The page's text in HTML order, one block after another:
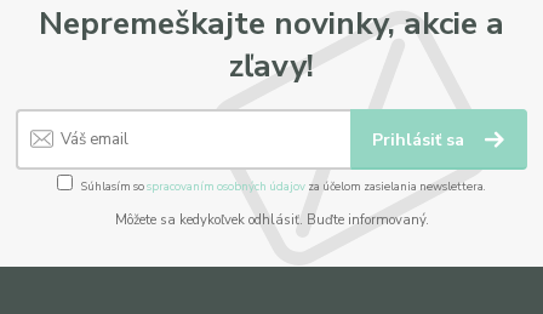
Nepremeškajte novinky, akcie a
zľavy!
Prihlásiť sa
Súhlasím sospracovaním osobných údajov za účelom zasielania newslettera.
Môžete sa kedykoľvek odhlásiť. Buďte informovaný.